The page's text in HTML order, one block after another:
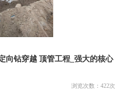
向钻穿越 顶管工程_强大的核心
浏览次数： 422次